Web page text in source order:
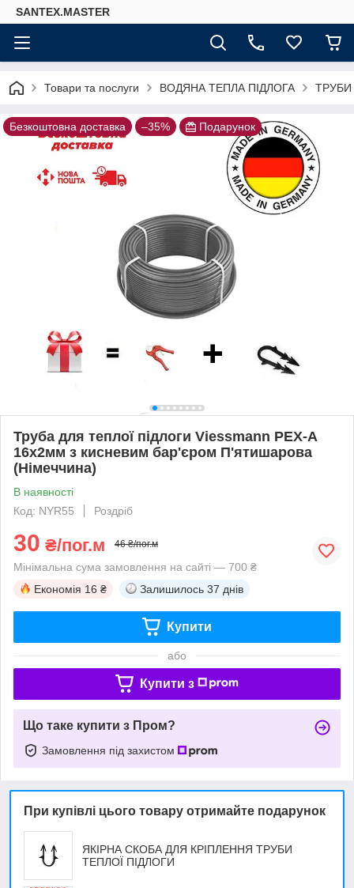
SANTEX.MASTER
Товари та послуги ВОДЯНА ТЕПЛА ПІДЛОГА ТРУБИ
Безкоштовна доставка –35% Подарунок
Труба для теплої підлоги Viessmann PEX-A
16х2мм з кисневим бар'єром П'ятишарова
(Німеччина)
В наявності
Код: NYR55
Роздріб
30 ₴/пог.м 46 ₴/пог.м
Мінімальна сума замовлення на сайті — 700 ₴
Економія 16 ₴ Залишилось 37 днів
Купити
або
Купити з
Що таке купити з Пром?
Замовлення під захистом
При купівлі цього товару отримайте подарунок
ЯКІРНА СКОБА ДЛЯ КРІПЛЕННЯ ТРУБИ
ТЕПЛОЇ ПІДЛОГИ